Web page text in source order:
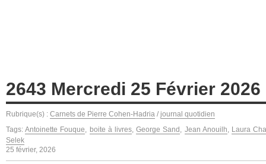
2643 Mercredi 25 Février 2026
Rubrique(s) : Carnets de Pierre Cohen-Hadria / journal quotidien
Tags:Antoinette Fouque, boite à livres,George Sand , Jean Anouilh, Laura
Selek
25 février, 2026